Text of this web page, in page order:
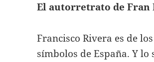
El autorretrato de Fran
Francisco Rivera es de
símbolos de España. Y lo